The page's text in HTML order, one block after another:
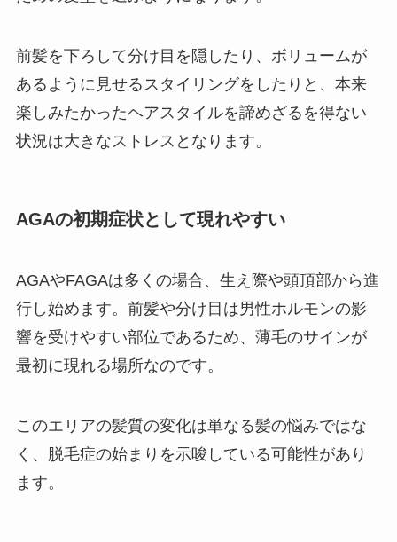
前髪を下ろして分け目を隠したり、ボリュームが
あるように見せるスタイリングをしたりと、本来
楽しみたかったヘアスタイルを諦めざるを得ない
状況は大きなストレスとなります。
AGAの初期症状として現れやすい
AGAやFAGAは多くの場合、生え際や頭頂部から進
行し始めます。前髪や分け目は男性ホルモンの影
響を受けやすい部位であるため、薄毛のサインが
最初に現れる場所なのです。
このエリアの髪質の変化は単なる髪の悩みではな
く、脱毛症の始まりを示唆している可能性があり
ます。